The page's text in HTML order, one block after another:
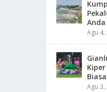
Agu 4,
Biasa
Agu 3,